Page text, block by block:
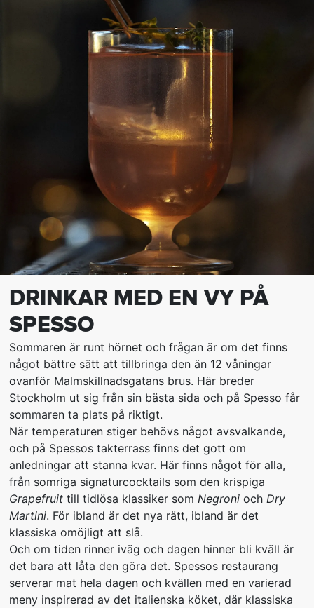
DRINKAR MED EN VY PÅ
SPESSO
Sommaren är runt hörnet och frågan är om det finns
något bättre sätt att tillbringa den än 12 våningar
ovanför Malmskillnadsgatans brus. Här breder
Stockholm ut sig från sin bästa sida och på Spesso får
sommaren ta plats på riktigt.
När temperaturen stiger behövs något avsvalkande,
och på Spessos takterrass finns det gott om
anledningar att stanna kvar. Här finns något för alla,
från somriga signaturcocktails som den krispiga
Grapefruit till tidlösa klassiker som Negroni och Dry
Martini. För ibland är det nya rätt, ibland är det
klassiska omöjligt att slå.
Och om tiden rinner iväg och dagen hinner bli kväll är
det bara att låta den göra det. Spessos restaurang
serverar mat hela dagen och kvällen med en varierad
meny inspirerad av det italienska köket, där klassiska